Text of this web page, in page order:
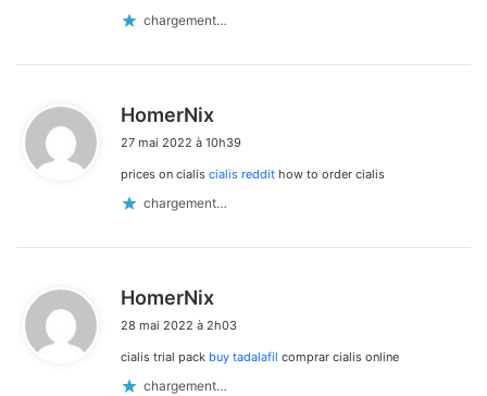
chargement…
HomerNix
t
27 mai 2022 à 10h39
prices on cialis cialis reddit how to order cialis
chargement…
HomerNix
t
28 mai 2022 à 2h03
cialis trial pack buy tadalafil comprar cialis online
chargement…